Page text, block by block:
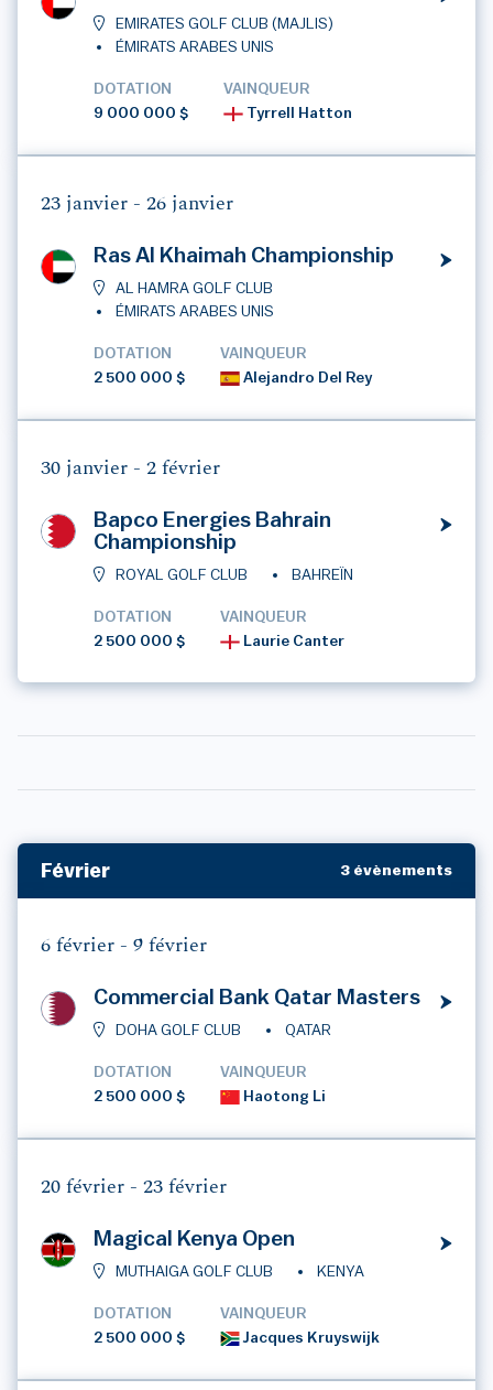
EMIRATES GOLF CLUB (MAJLIS)
ÉMIRATS ARABES UNIS
DOTATION
9 000 000 $
VAINQUEUR
Tyrrell Hatton
23 janvier - 26 janvier
Ras Al Khaimah Championship
AL HAMRA GOLF CLUB
ÉMIRATS ARABES UNIS
DOTATION
2 500 000 $
VAINQUEUR
Alejandro Del Rey
30 janvier - 2 février
Bapco Energies Bahrain
Championship
ROYAL GOLF CLUB BAHREÏN
DOTATION
2 500 000 $
VAINQUEUR
Laurie Canter
Février 3 évènements
6 février - 9 février
Commercial Bank Qatar Masters
DOHA GOLF CLUB QATAR
DOTATION
2 500 000 $
VAINQUEUR
Haotong Li
20 février - 23 février
Magical Kenya Open
MUTHAIGA GOLF CLUB KENYA
DOTATION
2 500 000 $
VAINQUEUR
Jacques Kruyswijk